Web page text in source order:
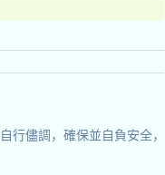
行儘調，確保並自負安全，